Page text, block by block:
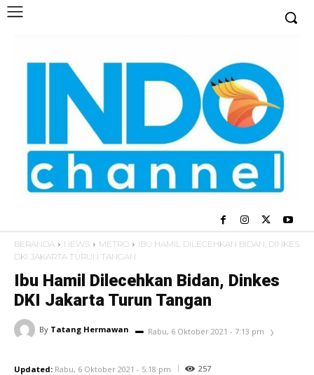
BERANDA NEWS METRO
IBU HAMIL DILECEHKAN BIDAN, DINKES
DKI JAKARTA TURUN TANGAN
Ibu Hamil Dilecehkan Bidan, Dinkes
DKI Jakarta Turun Tangan
By Tatang Hermawan Rabu, 6 Oktober 2021 - 7:13 pm
Updated: Rabu, 6 Oktober 2021 - 5:18 pm 257